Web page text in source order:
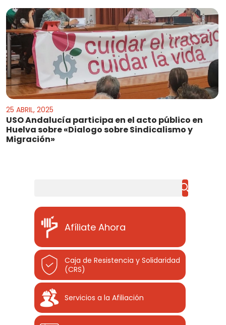
25 ABRIL, 2025
USO Andalucía participa en el acto público en
Huelva sobre «Dialogo sobre Sindicalismo y
Migración»
Afíliate Ahora
Caja de Resistencia y Solidaridad
(CRS)
Servicios a la Afiliación